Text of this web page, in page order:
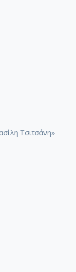
Τσιτσάνη»